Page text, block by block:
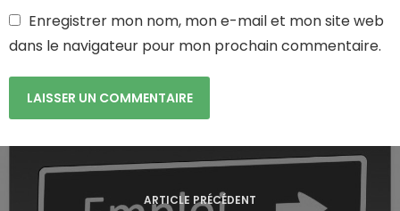
Enregistrer mon nom, mon e-mail et mon site web
dans le navigateur pour mon prochain commentaire.
ARTICLE PRÉCÉDENT